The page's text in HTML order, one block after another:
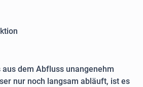
dem Abfluss unangenehm
nur noch langsam abläuft, ist es